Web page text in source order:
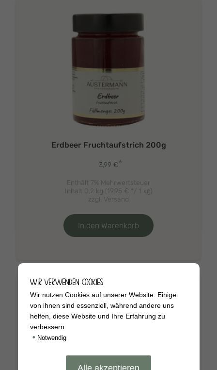
Erdbeer Fruchtaufstrich 200g
3,99 €*
Enthält 7% Mehrwertsteuer
Inhalt 0,2 kg (19,95 € */ 1 kg)
zzgl. Versand
In den Warenkorb
WIR VERWENDEN COOKIES
Wir nutzen Cookies auf unserer Website. Einige
von ihnen sind essenziell, während andere uns
helfen, diese Website und Ihre Erfahrung zu
verbessern.
• Notwendig